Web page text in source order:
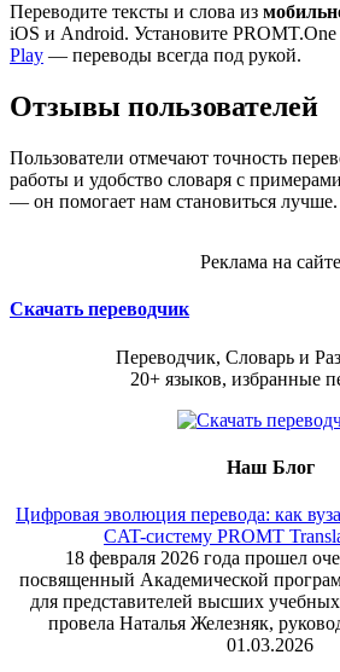
Переводите тексты и слова из
iOS и Android. Установите PROMT.One
Play — переводы всегда под рукой.
Отзывы пользователей
Пользователи отмечают точность
работы и удобство словаря с
— он помогает нам становиться лучше.
Реклама на сайте
Скачать переводчик
Переводчик, Словарь и
20+ языков, избранные
Наш Блог
Цифровая эволюция перевода: как
CAT-систему PROMT
18 февраля 2026 года прошел
посвященный Академической
для представителей высших
провела Наталья Железняк,
01.03.2026